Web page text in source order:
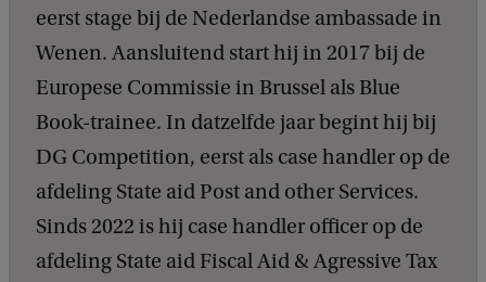
eerst stage bij de Nederlandse ambassade in
Wenen. Aansluitend start hij in 2017 bij de
Europese Commissie in Brussel als Blue
Book-trainee. In datzelfde jaar begint hij bij
DG Competition, eerst als case handler op de
afdeling State aid Post and other Services.
Sinds 2022 is hij case handler officer op de
afdeling State aid Fiscal Aid & Agressive Tax